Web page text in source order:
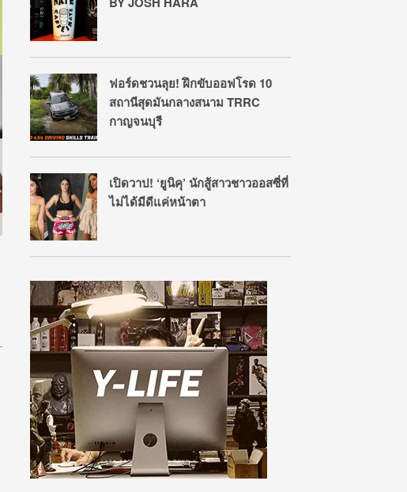
ฟอร์ดชวนลุย! ฝึกขับออฟโรด 10
สถานีสุดมันกลางสนาม TRRC
กาญจนบุรี
เปิดวาป! ‘ยูนิคุ’ นักสู้สาวชาวออสซี่​ที่
ไม่ได้มีดีแค่หน้าตา